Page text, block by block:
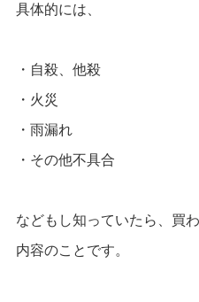
具体的には、
・自殺、他殺
・火災
・雨漏れ
・その他不具合
などもし知っていたら、買
内容のことです。